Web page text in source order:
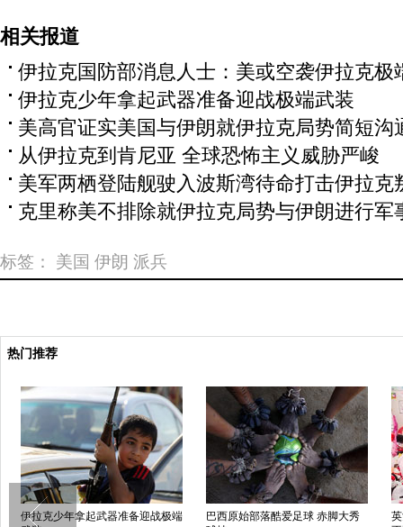
相关报道
伊拉克国防部消息人士：美或空袭伊拉克极
伊拉克少年拿起武器准备迎战极端武装
美高官证实美国与伊朗就伊拉克局势简短沟
从伊拉克到肯尼亚 全球恐怖主义威胁严峻
美军两栖登陆舰驶入波斯湾待命打击伊拉克
克里称美不排除就伊拉克局势与伊朗进行军
标签： 美国 伊朗 派兵
热门推荐
伊拉克少年拿起武器准备迎战极端
巴西原始部落酷爱足球 赤脚大秀